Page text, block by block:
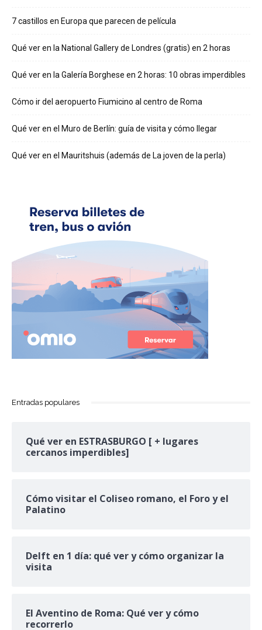
7 castillos en Europa que parecen de película
Qué ver en la National Gallery de Londres (gratis) en 2 horas
Qué ver en la Galería Borghese en 2 horas: 10 obras imperdibles
Cómo ir del aeropuerto Fiumicino al centro de Roma
Qué ver en el Muro de Berlín: guía de visita y cómo llegar
Qué ver en el Mauritshuis (además de La joven de la perla)
Entradas populares
Qué ver en ESTRASBURGO [ + lugares
cercanos imperdibles]
Cómo visitar el Coliseo romano, el Foro y el
Palatino
Delft en 1 día: qué ver y cómo organizar la
visita
El Aventino de Roma: Qué ver y cómo
recorrerlo